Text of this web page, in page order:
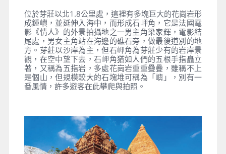
位於芽莊以北1.8公里處，這裡有多塊巨大的花崗岩形
成鍾嶼，並延伸入海中，而形成石岬角，它是法國電
影《情人》的外景拍攝地之一男主角梁家輝，電影結
尾處，男女主角站在海邊的礁石旁，做最後道別的地
方。芽莊以沙岸為主，但石岬角為芽莊少有的岩岸景
觀，在空中望下去，石岬角猶如人們的五根手指矗立
著，又稱為五指岩，多處花崗岩重重疊疊，雖稱不上
是個山，但規模較大的石塊堆可稱為「嶼」，別有一
番風情，許多遊客在此攀爬與拍照。